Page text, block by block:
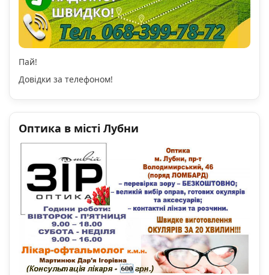
Пай!
Довідки за телефоном!
Оптика в місті Лубни